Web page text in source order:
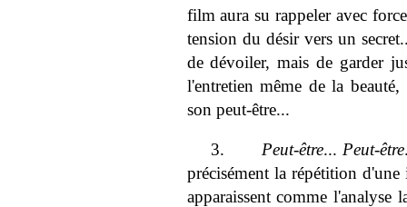
film aura su rappeler avec
tension du désir vers un
de dévoiler, mais de garder
l'entretien même de la
son peut-être...
3. Peut-être... Peut-être
précisément la répétition
apparaissent comme